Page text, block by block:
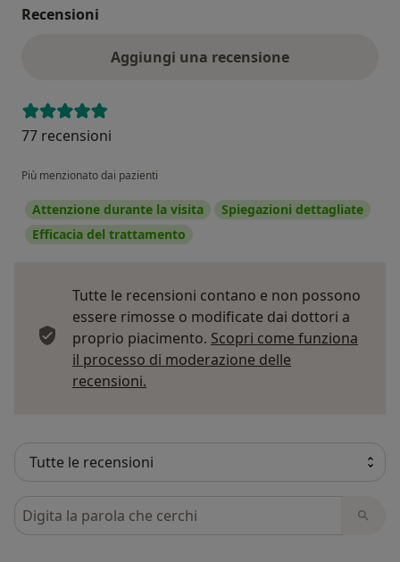
Recensioni
Aggiungi una recensione
77 recensioni
Più menzionato dai pazienti
Attenzione durante la visita
Spiegazioni dettagliate
Efficacia del trattamento
Tutte le recensioni contano e non possono
essere rimosse o modificate dai dottori a
proprio piacimento. Scopri come funziona
il processo di moderazione delle
recensioni.
Cerca nelle recensioni